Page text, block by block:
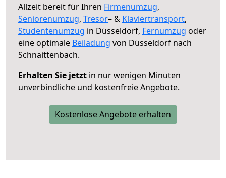
Allzeit bereit für Ihren Firmenumzug,
Seniorenumzug, Tresor– & Klaviertransport,
Studentenumzug in Düsseldorf, Fernumzug oder
eine optimale Beiladung von Düsseldorf nach
Schnaittenbach.
Erhalten Sie jetzt in nur wenigen Minuten
unverbindliche und kostenfreie Angebote.
Kostenlose Angebote erhalten